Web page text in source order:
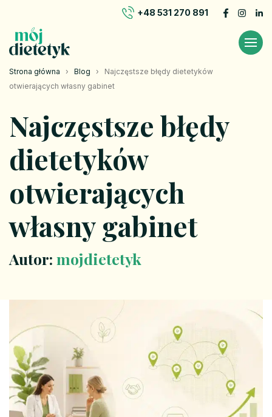
+48 531 270 891
Strona główna › Blog › Najczęstsze błędy dietetyków
otwierających własny gabinet
Najczęstsze błędy
dietetyków
otwierających
własny gabinet
Autor: mojdietetyk